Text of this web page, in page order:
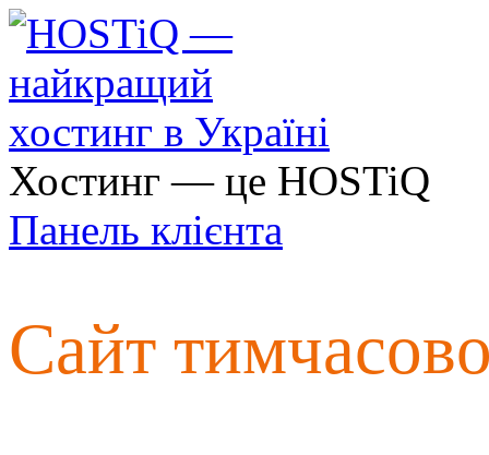
Хостинг — це HOSTiQ
Панель клієнта
Сайт